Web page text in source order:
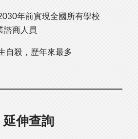
年前實現全國所有學校
諮商人員
自殺，歷年來最多
延伸查詢